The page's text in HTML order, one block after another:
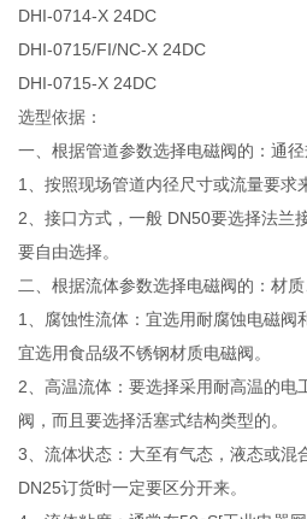
DHI-0714-X 24DC
DHI-0715/FI/NC-X 24DC
DHI-0715-X 24DC
选型依据：
一、根据管道参数选择电磁阀的：通
1、按照现场管道内径尺寸或流量要求
2、接口方式，一般 DN50要选择法兰
要自由选择。
二、根据流体参数选择电磁阀的：材
1、腐蚀性流体：宜选用耐腐蚀电磁阀
宜选用食品级不锈钢材质电磁阀。
2、高温流体：要选择采用耐高温的电
阀，而且要选择活塞式结构类型的。
3、流体状态：大至有气态，液态或混
DN25订货时一定要区分开来。